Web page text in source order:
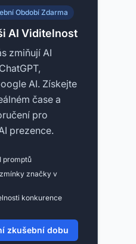
Období Zdarma
AI Viditelnost
zmiňují AI
AI. Získejte
čase a
pro
prezence.
promptů
značky v
konkurence
zkušební dobu